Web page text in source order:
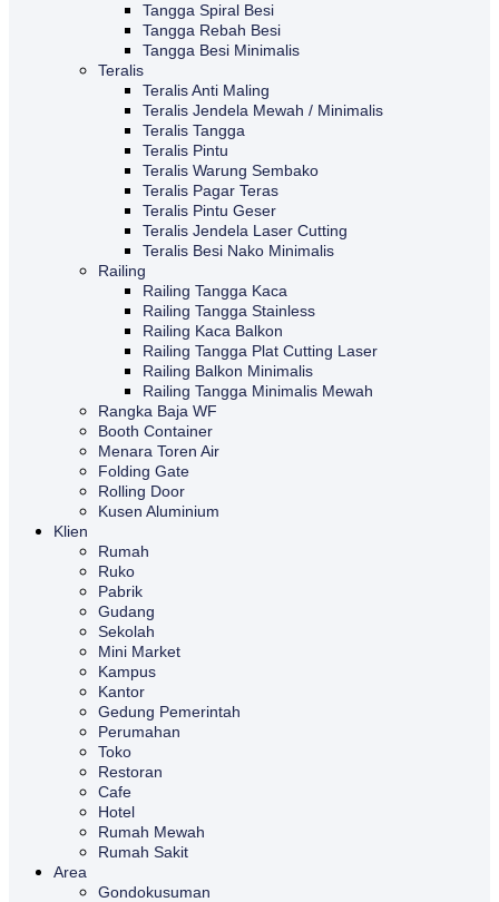
Tangga Spiral Besi
Tangga Rebah Besi
Tangga Besi Minimalis
Teralis
Teralis Anti Maling
Teralis Jendela Mewah / Minimalis
Teralis Tangga
Teralis Pintu
Teralis Warung Sembako
Teralis Pagar Teras
Teralis Pintu Geser
Teralis Jendela Laser Cutting
Teralis Besi Nako Minimalis
Railing
Railing Tangga Kaca
Railing Tangga Stainless
Railing Kaca Balkon
Railing Tangga Plat Cutting Laser
Railing Balkon Minimalis
Railing Tangga Minimalis Mewah
Rangka Baja WF
Booth Container
Menara Toren Air
Folding Gate
Rolling Door
Kusen Aluminium
Klien
Rumah
Ruko
Pabrik
Gudang
Sekolah
Mini Market
Kampus
Kantor
Gedung Pemerintah
Perumahan
Toko
Restoran
Cafe
Hotel
Rumah Mewah
Rumah Sakit
Area
Gondokusuman